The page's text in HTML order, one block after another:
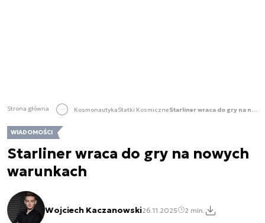
Strona główna KosmonautykaStatki Kosmiczne Starliner wraca do gry na nowych warunkach
WIADOMOŚCI
Starliner wraca do gry na nowych
warunkach
Wojciech Kaczanowski26.11.2025 2 min.